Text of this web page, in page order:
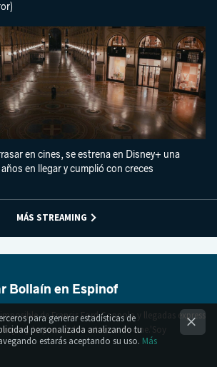
en cines, se estrena en Disney+ una
en llegar y cumplió con creces
MÁS STREAMING
Bollaín en Espinof
de Francis Ford Coppola y llegadas express
y lo peor de los estrenos de cine.'Soy
para generar estadísticas de
personalizada analizando tu
estarás aceptando su uso. Más